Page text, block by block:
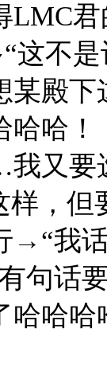
LMC
不是
某殿
哈哈
又要
样，
→“我
话
哈哈哈